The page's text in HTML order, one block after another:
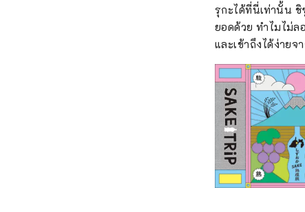
รุกะได้ที่นี่เท่านั้น
ยอดด้วย ทำไมไม่ล
และเข้าถึงได้ง่าย